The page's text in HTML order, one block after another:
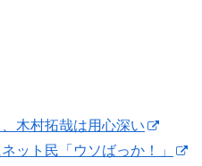
木村拓哉は用心深い
ット民「ウソばっか！」